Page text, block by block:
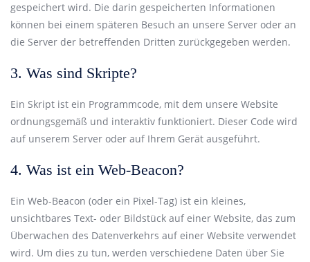
gespeichert wird. Die darin gespeicherten Informationen
können bei einem späteren Besuch an unsere Server oder an
die Server der betreffenden Dritten zurückgegeben werden.
3. Was sind Skripte?
Ein Skript ist ein Programmcode, mit dem unsere Website
ordnungsgemäß und interaktiv funktioniert. Dieser Code wird
auf unserem Server oder auf Ihrem Gerät ausgeführt.
4. Was ist ein Web-Beacon?
Ein Web-Beacon (oder ein Pixel-Tag) ist ein kleines,
unsichtbares Text- oder Bildstück auf einer Website, das zum
Überwachen des Datenverkehrs auf einer Website verwendet
wird. Um dies zu tun, werden verschiedene Daten über Sie